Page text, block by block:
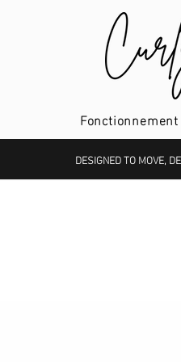
DESIGNED TO MOVE,